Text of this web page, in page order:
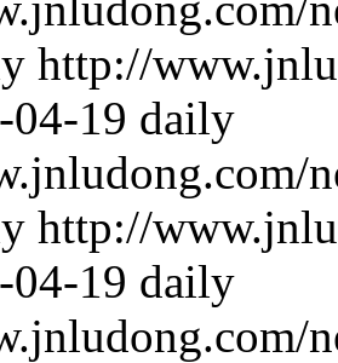
http://
04-19 daily
http://
04-19 daily